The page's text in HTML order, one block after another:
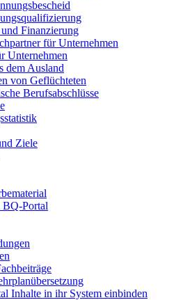
Finanzierung
für Unternehmen
Unternehmen
dem Ausland
von Geflüchteten
Berufsabschlüsse
Ziele
BQ-Portal
Inhalte in ihr System einbinden